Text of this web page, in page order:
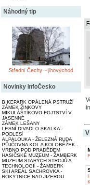
Náhodný tip
Střední Čechy ~ jihovýchod
Novinky InfoČesko
BIKEPARK OPÁLENÁ PSTRUŽÍ
ZÁMEK ŽINKOVY
MIKULÁŠTÍKOVO FOJTSTVÍ V
JASENNÉ
ZÁMEK LEŠANY
LESNÍ DIVADLO SKALKA -
PODLESÍ
ALPALOUKA - ŽELEZNÁ RUDA
PŮJČOVNA KOL A KOLOBĚŽEK -
VRBNO POD PRADĚDEM
HASIČSKÉ MUZEUM - ŽAMBERK
MUZEUM STARÝCH STROJŮ A
TECHNOLOGIÍ - ŽAMBERK
SKI AREÁL SACHROVKA -
ROKYTNICE NAD JIZEROU